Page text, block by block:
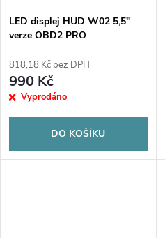
LED displej HUD W02 5,5"
verze OBD2 PRO
818,18 Kč bez DPH
990 Kč
Vyprodáno
DO KOŠÍKU